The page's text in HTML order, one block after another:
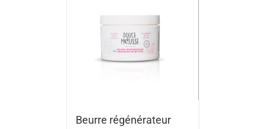
Beurre régénérateur